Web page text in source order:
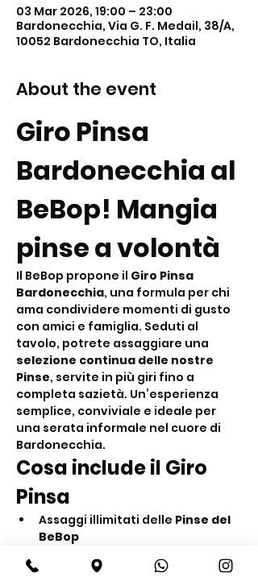
03 Mar 2026, 19:00 – 23:00
Bardonecchia, Via G. F. Medail, 38/A,
10052 Bardonecchia TO, Italia
About the event
Giro Pinsa
Bardonecchia al
BeBop! Mangia
pinse a volontà
Il BeBop propone il Giro Pinsa
Bardonecchia, una formula per chi
ama condividere momenti di gusto
con amici e famiglia. Seduti al
tavolo, potrete assaggiare una
selezione continua delle nostre
Pinse, servite in più giri fino a
completa sazietà. Un’esperienza
semplice, conviviale e ideale per
una serata informale nel cuore di
Bardonecchia.
Cosa include il Giro
Pinsa
Assaggi illimitati delle Pinse del
BeBop